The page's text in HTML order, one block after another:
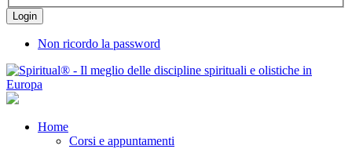
Non ricordo la password
Home
Corsi e appuntamenti